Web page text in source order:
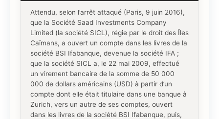
Attendu, selon l’arrêt attaqué (Paris, 9 juin 2016),
que la Société Saad Investments Company
Limited (la société SICL), régie par le droit des Îles
Caïmans, a ouvert un compte dans les livres de la
société BSI Ifabanque, devenue la société IFA ;
que la société SICL a, le 22 mai 2009, effectué
un virement bancaire de la somme de 50 000
000 de dollars américains (USD) à partir d’un
compte dont elle était titulaire dans une banque à
Zurich, vers un autre de ses comptes, ouvert
dans les livres de la société BSI Ifabanque, puis,